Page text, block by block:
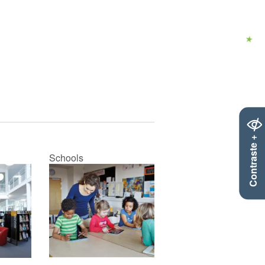
Contraste +
Schools